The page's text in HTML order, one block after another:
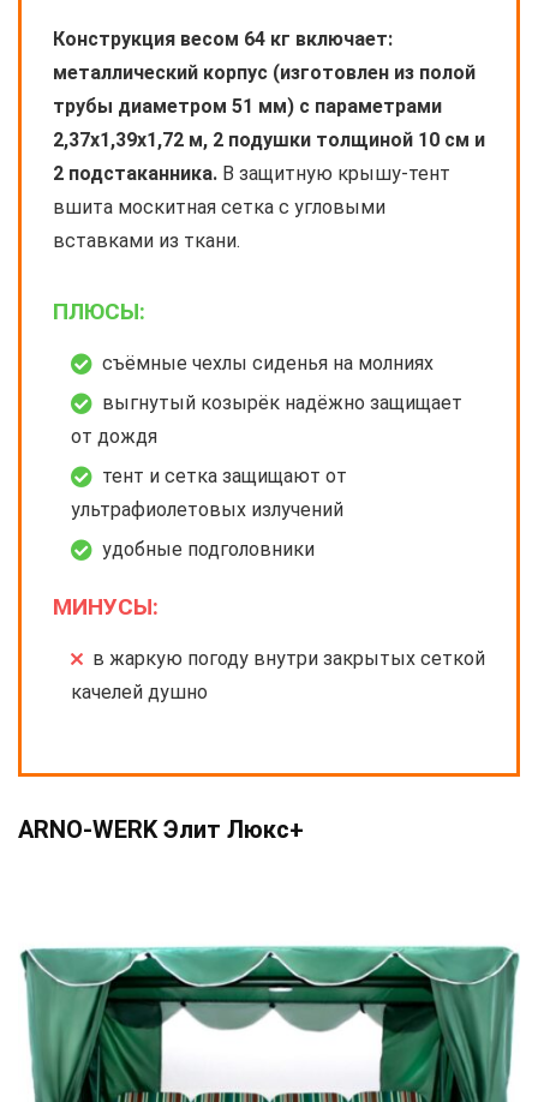
Конструкция весом 64 кг включает:
металлический корпус (изготовлен из полой
трубы диаметром 51 мм) с параметрами
2,37х1,39х1,72 м, 2 подушки толщиной 10 см и
2 подстаканника. В защитную крышу-тент
вшита москитная сетка с угловыми
вставками из ткани.
ПЛЮСЫ:
съёмные чехлы сиденья на молниях
выгнутый козырёк надёжно защищает
от дождя
тент и сетка защищают от
ультрафиолетовых излучений
удобные подголовники
МИНУСЫ:
в жаркую погоду внутри закрытых сеткой
качелей душно
ARNO-WERK Элит Люкс+